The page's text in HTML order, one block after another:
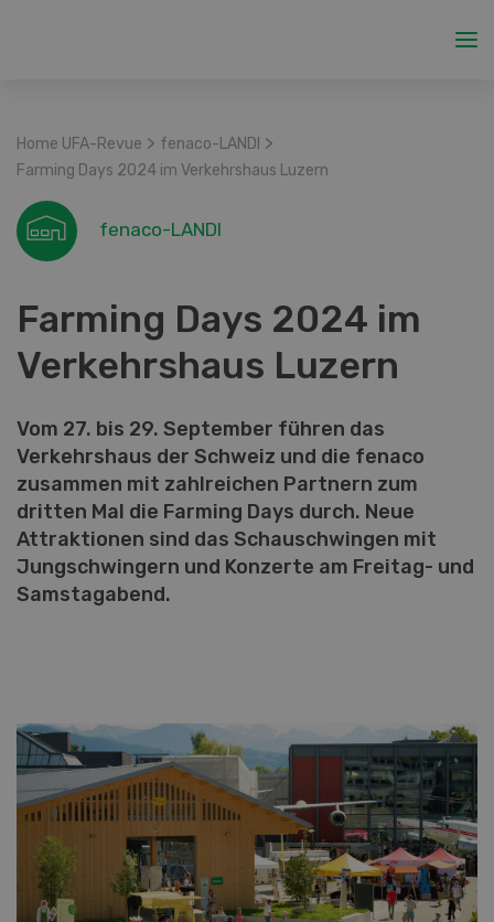
Home UFA-Revue > fenaco-LANDI >
Farming Days 2024 im Verkehrshaus Luzern
fenaco-LANDI
Farming Days 2024 im
Verkehrshaus Luzern
Vom 27. bis 29. September führen das
Verkehrshaus der Schweiz und die fenaco
zusammen mit zahlreichen Partnern zum
dritten Mal die Farming Days durch. Neue
Attraktionen sind das Schauschwingen mit
Jungschwingern und Konzerte am Freitag- und
Samstagabend.